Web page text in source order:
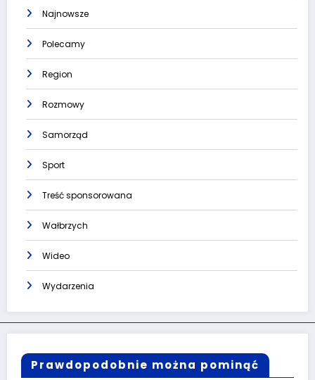
Najnowsze
Polecamy
Region
Rozmowy
Samorząd
Sport
Treść sponsorowana
Wałbrzych
Wideo
Wydarzenia
Prawdopodobnie można pominąć